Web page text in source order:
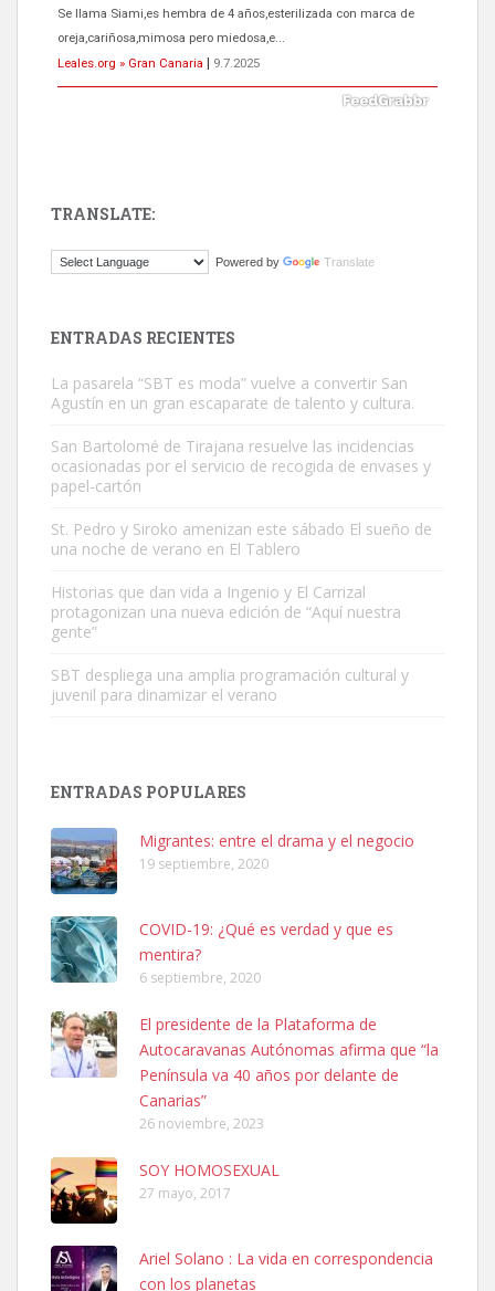
Se llama Siami,es hembra de 4 años,esterilizada con marca de
oreja,cariñosa,mimosa pero miedosa,e...
Leales.org » Gran Canaria
9.7.2025
El ayuntamiento se va a llevar a Los Gatos callejeros de la zona los
Gato manso encontrado
Este gato macho ha aparecido en la calle hace menos de un mes,
es muy manso y extremadamente cari...
Leales.org » Gran Canaria
SHIBA PERDIDO AVDA JOSE MESA Y LOPEZ
PERRO MACHO RAZA SHIBA CON MICROCHIP PERDIDO HOY
06/07/2025 ZONA MESA Y LOPEZ. ES MUY ASUSTADIZO
Leales.org » Gran Canaria
6.7.2025
Ninfa perdida
TRANSLATE:
Powered by Translate
ENTRADAS RECIENTES
La pasarela “SBT es moda” vuelve a convertir San
Agustín en un gran escaparate de talento y cultura.
San Bartolomé de Tirajana resuelve las incidencias
ocasionadas por el servicio de recogida de envases y
papel-cartón
St. Pedro y Siroko amenizan este sábado El sueño de
una noche de verano en El Tablero
Historias que dan vida a Ingenio y El Carrizal
protagonizan una nueva edición de “Aquí nuestra
gente”
SBT despliega una amplia programación cultural y
juvenil para dinamizar el verano
ENTRADAS POPULARES
Migrantes: entre el drama y el negocio
19 septiembre, 2020
COVID-19: ¿Qué es verdad y que es
mentira?
6 septiembre, 2020
El presidente de la Plataforma de
Autocaravanas Autónomas afirma que “la
Península va 40 años por delante de
Canarias”
26 noviembre, 2023
SOY HOMOSEXUAL
27 mayo, 2017
Ariel Solano : La vida en correspondencia
con los planetas